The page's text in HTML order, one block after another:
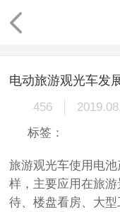
电动旅游观光车发
456
标签：
旅游观光车使用电
样，主要应用在旅
待、楼盘看房、大